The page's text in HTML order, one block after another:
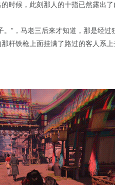
时候，此刻那人的十指已然露出了
”，马老三后来才知道，那是经
杆铁枪上面挂满了路过的客人系上